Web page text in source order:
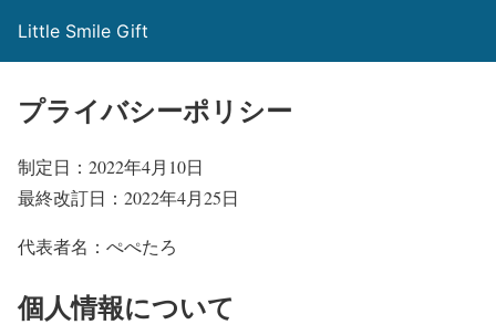
Little Smile Gift
プライバシーポリシー
制定日：2022年4月10日
最終改訂日：2022年4月25日
代表者名：ぺぺたろ
個人情報について